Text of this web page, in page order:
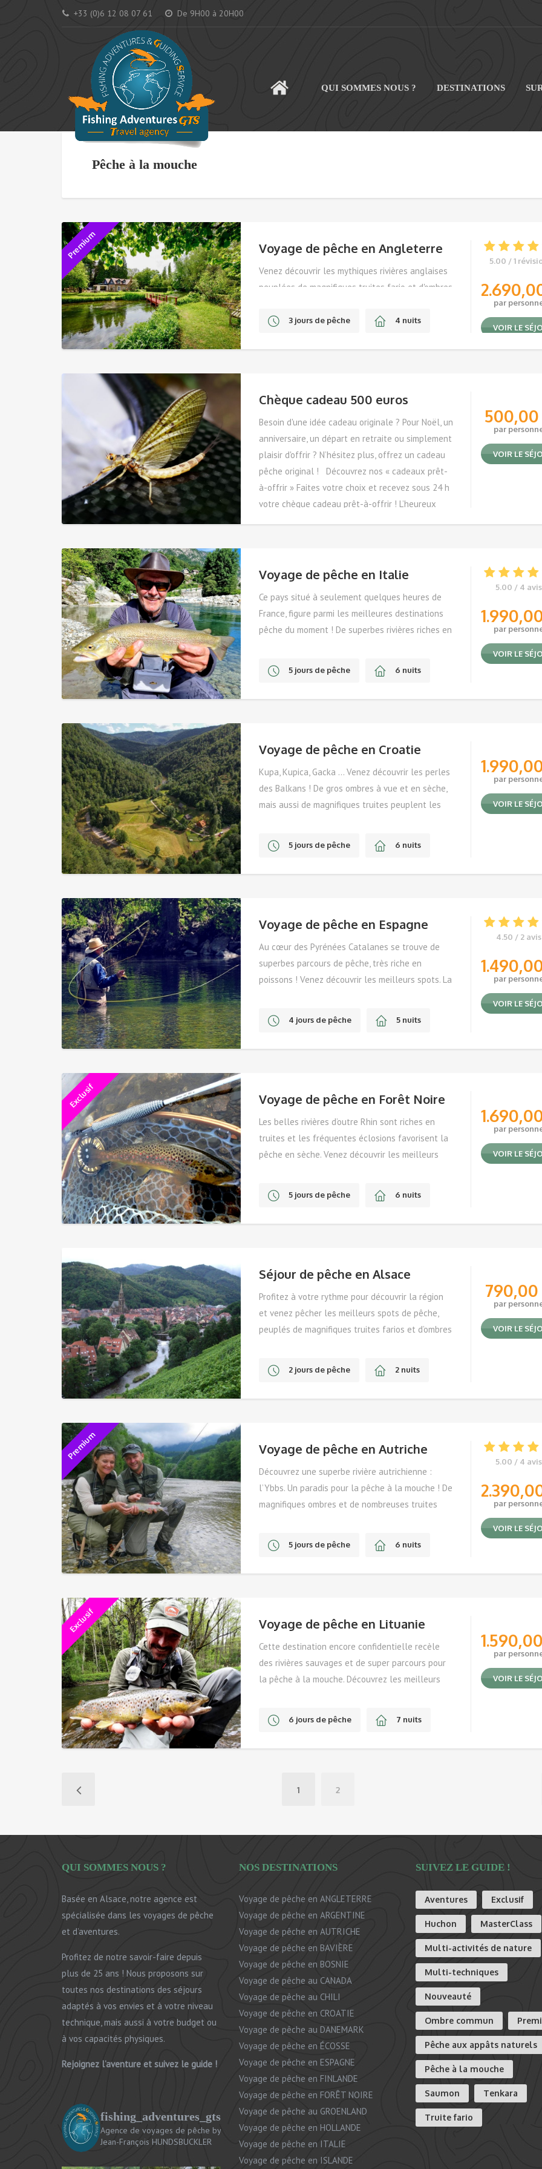
+33 (0)6 12 08 07 61 De 9H00 à 20H00
QUI SOMMES NOUS ? DESTINATIONS
Pêche à la mouche
Premium Voyage de pêche en Angleterre
Venez découvrir les mythiques rivières anglaises
peuplées de magnifiques truites fario et d'ombres
COUDOUX !
5.00 / 1
par
VOIR LE
3 jours de pêche 4 nuits
Novembre, Décembre
Chèque cadeau 500 euros
Besoin d'une idée cadeau originale ? Pour Noël, un
anniversaire, un départ en retraite ou simplement
plaisir d'offrir ? N’hésitez plus, offrez un cadeau
pêche original ! Découvrez nos « cadeaux prêt-
à-offrir » Faites votre choix et recevez sous 24 h
votre chèque cadeau prêt-à-offrir ! L’heureux
500,00
par
VOIR LE
Voyage de pêche en Italie
Ce pays situé à seulement quelques heures de
France, figure parmi les meilleures destinations
pêche du moment ! De superbes rivières riches en
5.00 / 4 avis
par
VOIR LE
5 jours de pêche
6 nuits
D’avril à Octobre
Voyage de pêche en Croatie
Kupa, Kupica, Gacka … Venez découvrir les perles
des Balkans ! De gros ombres à vue et en sèche,
mais aussi de magnifiques truites peuplent les
par
VOIR LE
5 jours de pêche 6 nuits
De Juin à Septembre
Voyage de pêche en Espagne
Au cœur des Pyrénées Catalanes se trouve de
superbes parcours de pêche, très riche en
poissons ! Venez découvrir les meilleurs spots. La
4.50 / 2 avis
par
VOIR LE
4 jours de pêche
5 nuits
Toute l’année !
Exclusif Voyage de pêche en Forêt Noire
Les belles rivières d’outre Rhin sont riches en
truites et les fréquentes éclosions favorisent la
pêche en sèche. Venez découvrir les meilleurs
par
VOIR LE
5 jours de pêche 6 nuits
Avril, Mai, Juin, Septembre
Séjour de pêche en Alsace
Profitez à votre rythme pour découvrir la région
et venez pêcher les meilleurs spots de pêche,
peuplés de magnifiques truites farios et d’ombres
790,00
par
VOIR LE
2 jours de pêche 2 nuits
Avril, Mai, Juin, Septembre
Premium Voyage de pêche en Autriche
Découvrez une superbe rivière autrichienne :
l’Ybbs. Un paradis pour la pêche à la mouche ! De
magnifiques ombres et de nombreuses truites
5.00 / 4 avis
par
VOIR LE
5 jours de pêche
6 nuits
Mai, Juin, Septembre, Octobre
Exclusif Voyage de pêche en Lituanie
Cette destination encore confidentielle recèle
des rivières sauvages et de super parcours pour
la pêche à la mouche. Découvrez les meilleurs
1.590,00
par
VOIR LE
6 jours de pêche 7 nuits
Mai, Juin, Septembre, Octobre
1 2
QUI SOMMES NOUS ?
Basée en Alsace, notre agence est
spécialisée dans les voyages de pêche
et d’aventures.
Profitez de notre savoir-faire depuis
plus de 25 ans ! Nous proposons sur
toutes nos destinations des séjours
adaptés à vos envies et à votre niveau
technique, mais aussi à votre budget ou
à vos capacités physiques.
Rejoignez l’aventure et suivez le guide !
fishing_adventures_gts
Agence de voyages de pêche by
Jean-François HUNDSBUCKLER
NOS DESTINATIONS
Voyage de pêche en ANGLETERRE
Voyage de pêche en ARGENTINE
Voyage de pêche en AUTRICHE
Voyage de pêche en BAVIÈRE
Voyage de pêche en BOSNIE
Voyage de pêche au CANADA
Voyage de pêche au CHILI
Voyage de pêche en CROATIE
Voyage de pêche au DANEMARK
Voyage de pêche en ÉCOSSE
Voyage de pêche en ESPAGNE
Voyage de pêche en FINLANDE
Voyage de pêche en FORÊT NOIRE
Voyage de pêche au GROENLAND
Voyage de pêche en HOLLANDE
Voyage de pêche en ITALIE
Voyage de pêche en ISLANDE
SUIVEZ LE GUIDE !
Aventures Exclusif
Huchon MasterClass
Multi-activités de nature
Multi-techniques
Nouveauté
Ombre commun
Pêche aux appâts naturels
Pêche à la mouche
Saumon Tenkara
Truite fario